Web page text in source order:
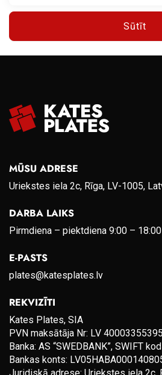
Sūtīt
MŪSU ADRESE
Uriekstes iela 2c, Rīga, LV-1005,
DARBA LAIKS
Pirmdiena – piektdiena 9:00 – 18:00
E-PASTS
plates@katesplates.lv
REKVIZĪTI
Kates Plates, SIA
PVN maksātāja Nr: LV 40003355395
Banka: AS “SWEDBANK”, SWIFT
Bankas konts: